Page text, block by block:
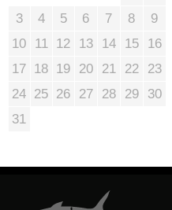
3
4 5 6 7 8
9
10
11 12 13 14 15
16
17 18 19 20 21 22
23
24 25 26 27 28 29
30
31